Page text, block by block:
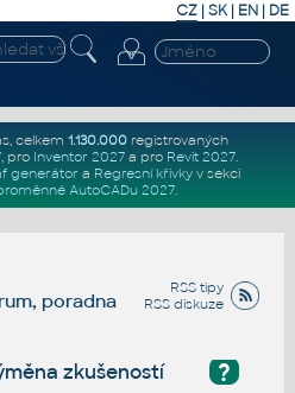
CZ | SK| EN | DE
celkem 1.130.000registrovaných
, pro Inventor 2027a pro Revit 2027.
generátor a Regresní křivkyv sekci
AutoCADu 2027.
RSS tipy
RSS diskuze
poradna
?
zkušeností